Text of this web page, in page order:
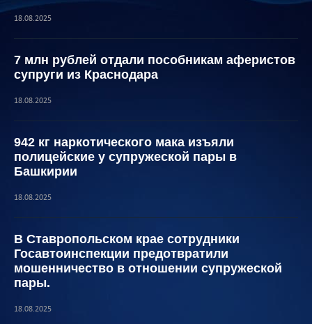
18.08.2025
7 млн рублей отдали пособникам аферистов
супруги из Краснодара
18.08.2025
942 кг наркотического мака изъяли
полицейские у супружеской пары в
Башкирии
18.08.2025
В Ставропольском крае сотрудники
Госавтоинспекции предотвратили
мошенничество в отношении супружеской
пары.
18.08.2025